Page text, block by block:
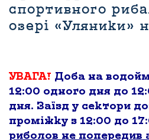
спортивного
озері «Уляники»
УВАГА! Доба на
12:00 одного дня до
дня. Заїзд у сектори
проміжку з 12:00 до
риболов не попередив